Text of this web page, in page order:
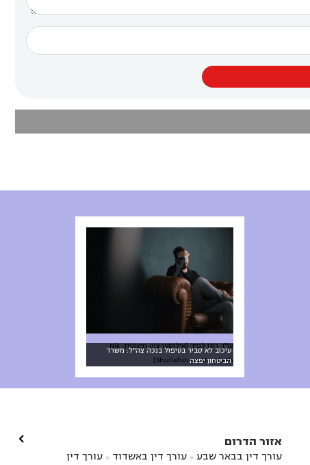
עיכוב לא סביר בטיפול בנכה צה"ל: משרד
הביטחון יפצה
עו"ד רונן לפיד [אילוסטרציה חיצונית: Nik
Shuliahin on Unsplash]
אזור הדרום
עורך דין בבאר שבע  עורך דין באשדוד 
עורך דין
